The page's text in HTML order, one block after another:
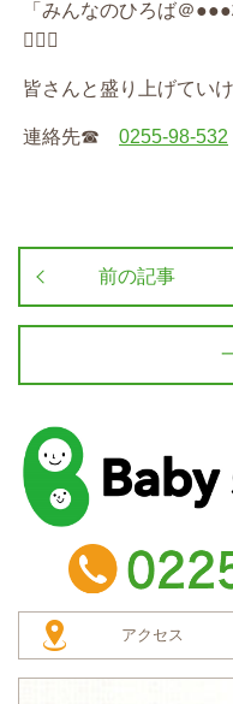
「みんなのひろば＠●●●
🙆‍♀️✨
皆さんと盛り上げてい
連絡先☎︎ 0255-98-532
前の記事
baby smile
TEL：0225-24-
アクセス